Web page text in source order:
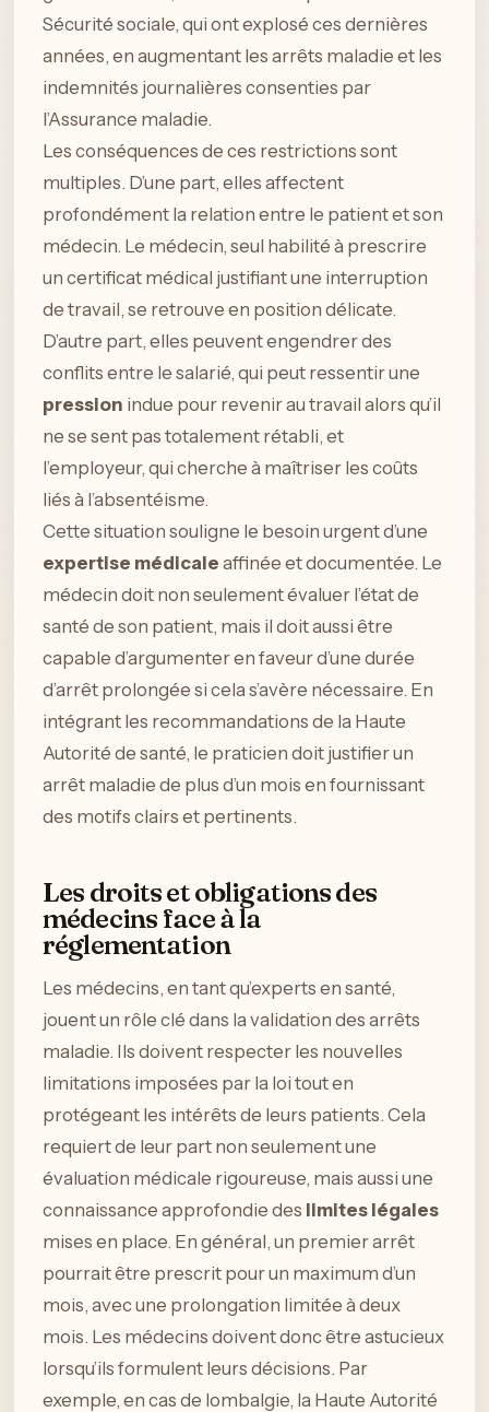
Sécurité sociale, qui ont explosé ces dernières
années, en augmentant les arrêts maladie et les
indemnités journalières consenties par
l’Assurance maladie.
Les conséquences de ces restrictions sont
multiples. D’une part, elles affectent
profondément la relation entre le patient et son
médecin. Le médecin, seul habilité à prescrire
un certificat médical justifiant une interruption
de travail, se retrouve en position délicate.
D’autre part, elles peuvent engendrer des
conflits entre le salarié, qui peut ressentir une
pression indue pour revenir au travail alors qu’il
ne se sent pas totalement rétabli, et
l’employeur, qui cherche à maîtriser les coûts
liés à l’absentéisme.
Cette situation souligne le besoin urgent d’une
expertise médicale affinée et documentée. Le
médecin doit non seulement évaluer l’état de
santé de son patient, mais il doit aussi être
capable d’argumenter en faveur d’une durée
d’arrêt prolongée si cela s’avère nécessaire. En
intégrant les recommandations de la Haute
Autorité de santé, le praticien doit justifier un
arrêt maladie de plus d’un mois en fournissant
des motifs clairs et pertinents.
Les droits et obligations des
médecins face à la
réglementation
Les médecins, en tant qu’experts en santé,
jouent un rôle clé dans la validation des arrêts
maladie. Ils doivent respecter les nouvelles
limitations imposées par la loi tout en
protégeant les intérêts de leurs patients. Cela
requiert de leur part non seulement une
évaluation médicale rigoureuse, mais aussi une
connaissance approfondie des limites légales
mises en place. En général, un premier arrêt
pourrait être prescrit pour un maximum d’un
mois, avec une prolongation limitée à deux
mois. Les médecins doivent donc être astucieux
lorsqu’ils formulent leurs décisions. Par
exemple, en cas de lombalgie, la Haute Autorité